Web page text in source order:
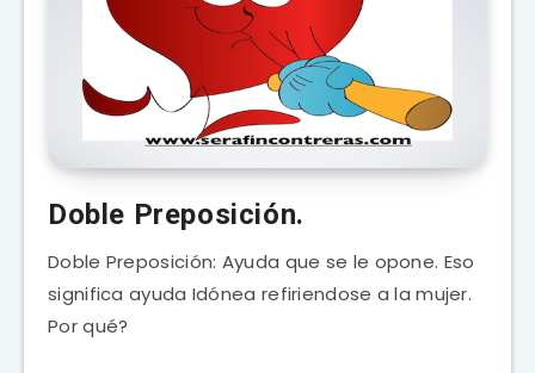
Doble Preposición.
Doble Preposición: Ayuda que se le opone. Eso
significa ayuda Idónea refiriendose a la mujer.
Por qué?